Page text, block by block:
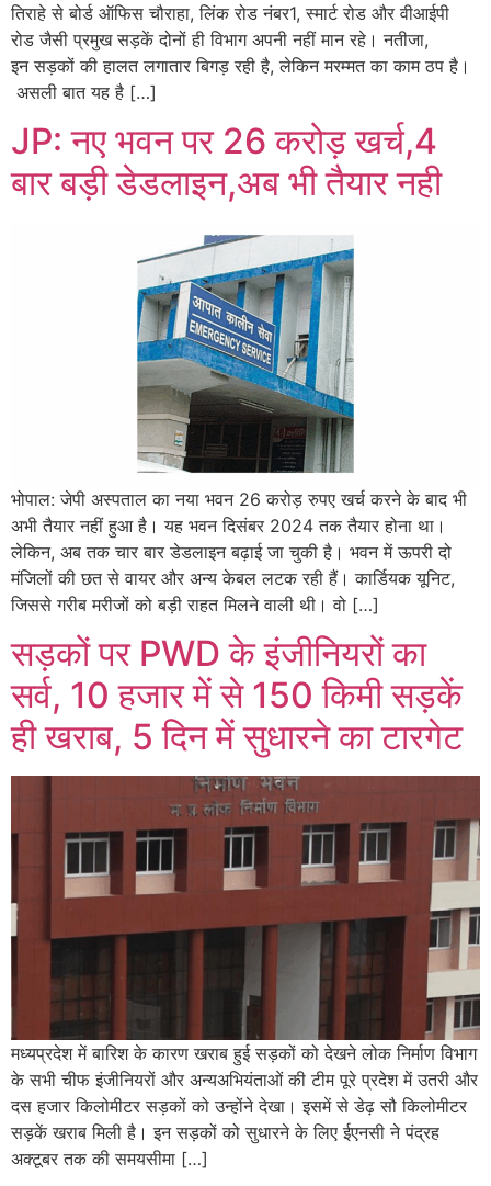
तिराहे से बोर्ड ऑफिस चौराहा, लिंक रोड नंबर1, स्मार्ट रोड और वीआईपी
रोड जैसी प्रमुख सड़कें दोनों ही विभाग अपनी नहीं मान रहे। नतीजा,
इन सड़कों की हालत लगातार बिगड़ रही है, लेकिन मरम्मत का काम ठप है।
असली बात यह है […]
JP: नए भवन पर 26 करोड़ खर्च,4
बार बड़ी डेडलाइन,अब भी तैयार नही
भोपाल: जेपी अस्पताल का नया भवन 26 करोड़ रुपए खर्च करने के बाद भी
अभी तैयार नहीं हुआ है। यह भवन दिसंबर 2024 तक तैयार होना था।
लेकिन, अब तक चार बार डेडलाइन बढ़ाई जा चुकी है। भवन में ऊपरी दो
मंजिलों की छत से वायर और अन्य केबल लटक रही हैं। कार्डियक यूनिट,
जिससे गरीब मरीजों को बड़ी राहत मिलने वाली थी। वो […]
सड़कों पर PWD के इंजीनियरों का
सर्व, 10 हजार में से 150 किमी सड़कें
ही खराब, 5 दिन में सुधारने का टारगेट
मध्यप्रदेश में बारिश के कारण खराब हुई सड़कों को देखने लोक निर्माण विभाग
के सभी चीफ इंजीनियरों और अन्यअभियंताओं की टीम पूरे प्रदेश में उतरी और
दस हजार किलोमीटर सड़कों को उन्होंने देखा। इसमें से डेढ़ सौ किलोमीटर
सड़कें खराब मिली है। इन सड़कों को सुधारने के लिए ईएनसी ने पंद्रह
अक्टूबर तक की समयसीमा […]